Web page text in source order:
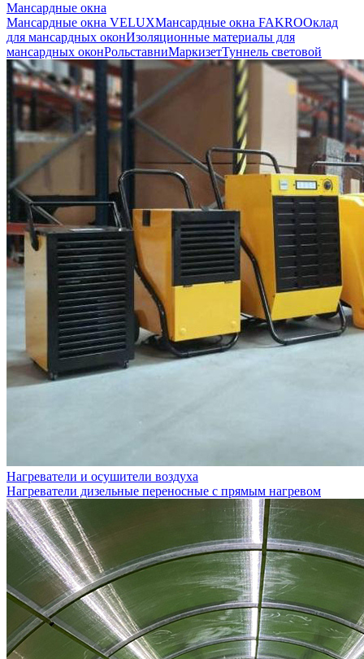
Мансардные окна
Мансардные окна VELUXМансардные окна FAKROОклад
для мансардных оконИзоляционные материалы для
мансардных оконРольставниМаркизетТуннель световой
Нагреватели и осушители воздуха
Нагреватели дизельные переносные с прямым нагревом